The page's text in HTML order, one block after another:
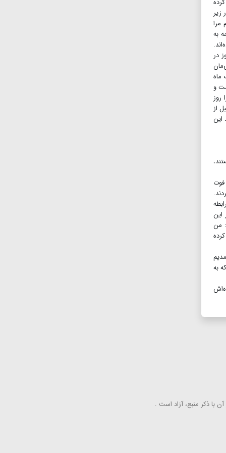
زیر
مرا
به
در
ماه
و
روز
از
این
فوت
در این
من
به
با ذكر منبع، آزاد است .